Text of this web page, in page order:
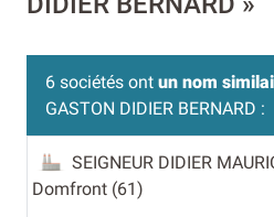
6 sociétés ont un nom
GASTON DIDIER BERNARD :
SEIGNEUR DIDIER
Domfront (61)